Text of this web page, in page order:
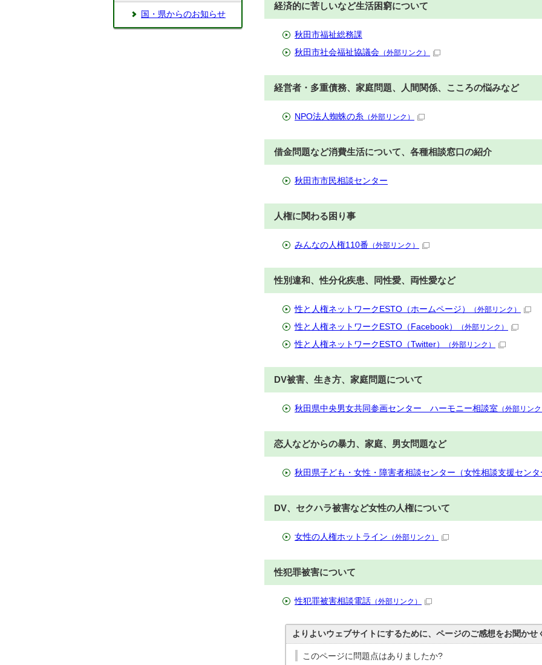
経済的に苦しいなど生活困窮について
秋田市福祉総務課
秋田市社会福祉協議会 （外部リンク）
経営者・多重債務、家庭問題、人間関係、こころの悩みなど
NPO法人蜘蛛の糸 （外部リンク）
借金問題など消費生活について、各種相談窓口の紹介
秋田市市民相談センター
人権に関わる困り事
みんなの人権110番 （外部リンク）
性別違和、性分化疾患、同性愛、両性愛など
性と人権ネットワークESTO（ホームページ） （外部リンク）
性と人権ネットワークESTO（Facebook） （外部リンク）
性と人権ネットワークESTO（Twitter） （外部リンク）
DV被害、生き方、家庭問題について
秋田県中央男女共同参画センター ハーモニー相談室 （外部リンク
恋人などからの暴力、家庭、男女問題など
秋田県子ども・女性・障害者相談センター（女性相談支援センタ
DV、セクハラ被害など女性の人権について
女性の人権ホットライン （外部リンク）
性犯罪被害について
性犯罪被害相談電話 （外部リンク）
よりよいウェブサイトにするために、ページのご感想をお聞かせ
このページに問題点はありましたか?
国・県からのお知らせ